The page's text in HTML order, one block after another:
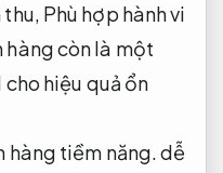
thu, Phù hợp hành vi
hàng còn là một
hiệu quả ổn
hàng tiềm năng.dễ